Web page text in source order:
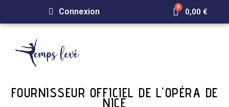
Connexion 0,00 €
FOURNISSEUR OFFICIEL DE L'OPÉRA DE
NICE